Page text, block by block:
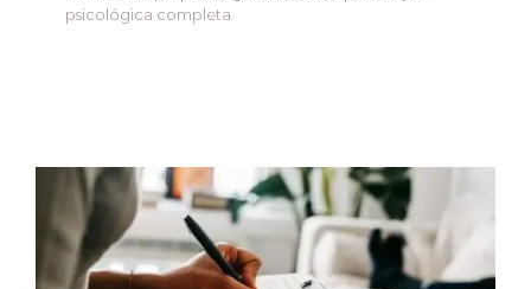
psicológica completa
Avaliação psicológica
completa e precisa